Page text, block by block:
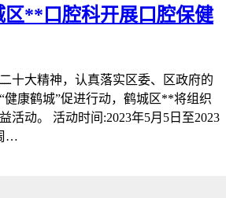
区**口腔科开展口腔保健
十大精神，认真落实区委、区政府的
健康鹤城”促进行动，鹤城区**将组织
活动。 活动时间:2023年5月5日至2023
…